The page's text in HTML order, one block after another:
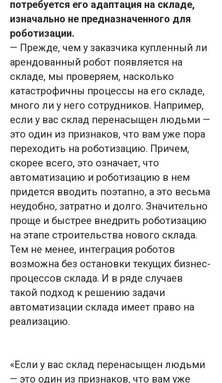
потребуется его адаптация на складе,
изначально не предназначенного для
роботизации.
— Прежде, чем у заказчика купленный ли
арендованный робот появляется на
складе, мы проверяем, насколько
катастрофичны процессы на его складе,
много ли у него сотрудников. Например,
если у вас склад перенасыщен людьми —
это один из признаков, что вам уже пора
переходить на роботизацию. Причем,
скорее всего, это означает, что
автоматизацию и роботизацию в нем
придется вводить поэтапно, а это весьма
неудобно, затратно и долго. Значительно
проще и быстрее внедрить роботизацию
на этапе строительства нового склада.
Тем не менее, интеграция роботов
возможна без остановки текущих бизнес-
процессов склада. И в ряде случаев
такой подход к решению задачи
автоматизации склада имеет право на
реализацию.
«Если у вас склад перенасыщен людьми
— это один из признаков, что вам уже
Роботизация какого процесса вас
интересует?
Сортировка
Перемещение